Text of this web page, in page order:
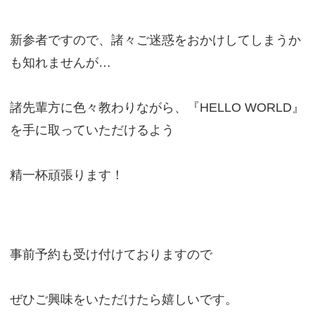
新参者ですので、諸々ご迷惑をおかけしてしまうか
も知れませんが…
諸先輩方に色々教わりながら、『HELLO WORLD』
を手に取っていただけるよう
精一杯頑張ります！
事前予約も受け付けておりますので
ぜひご興味をいただけたら嬉しいです。